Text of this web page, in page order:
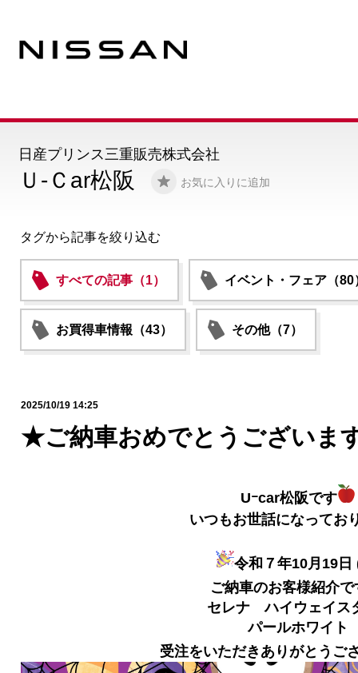
Ｕ-Ｃar松阪 お気に入りに追加
日産プリンス三重販売株式会社
タグから記事を絞り込む
すべての記事（1） イベント・フェア（80
お買得車情報（43） その他（7）
2025/10/19 14:25
★ご納車おめでとうございま
Uｰcar松阪です
いつもお世話になってお
令和７年10月19日
ご納車のお客様紹介で
セレナ ハイウェイス
パールホワイト
受注をいただきありがとうご